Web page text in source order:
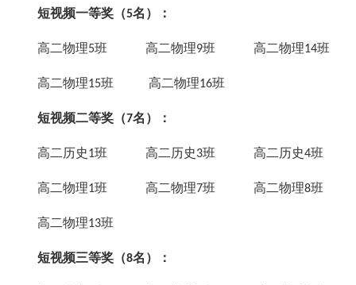
短视频一等奖（5名）：
高二物理5班 高二物理9班 高二物理14班
高二物理15班 高二物理16班
短视频二等奖（7名）：
高二历史1班 高二历史3班 高二历史4班
高二物理1班 高二物理7班 高二物理8班
高二物理13班
短视频三等奖（8名）：